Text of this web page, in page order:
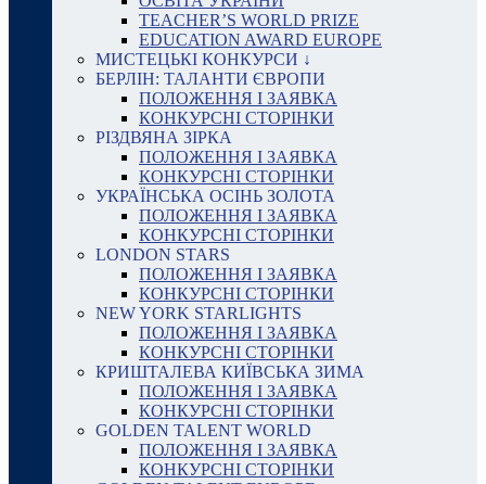
TEACHER’S WORLD PRIZE
EDUCATION AWARD EUROPE
МИСТЕЦЬКІ КОНКУРСИ ↓
БЕРЛІН: ТАЛАНТИ ЄВРОПИ
ПОЛОЖЕННЯ І ЗАЯВКА
КОНКУРСНІ СТОРІНКИ
РІЗДВЯНА ЗІРКА
ПОЛОЖЕННЯ І ЗАЯВКА
КОНКУРСНІ СТОРІНКИ
УКРАЇНСЬКА ОСІНЬ ЗОЛОТА
ПОЛОЖЕННЯ І ЗАЯВКА
КОНКУРСНІ СТОРІНКИ
LONDON STARS
ПОЛОЖЕННЯ І ЗАЯВКА
КОНКУРСНІ СТОРІНКИ
NEW YORK STARLIGHTS
ПОЛОЖЕННЯ І ЗАЯВКА
КОНКУРСНІ СТОРІНКИ
КРИШТАЛЕВА КИЇВСЬКА ЗИМА
ПОЛОЖЕННЯ І ЗАЯВКА
КОНКУРСНІ СТОРІНКИ
GOLDEN TALENT WORLD
ПОЛОЖЕННЯ І ЗАЯВКА
КОНКУРСНІ СТОРІНКИ